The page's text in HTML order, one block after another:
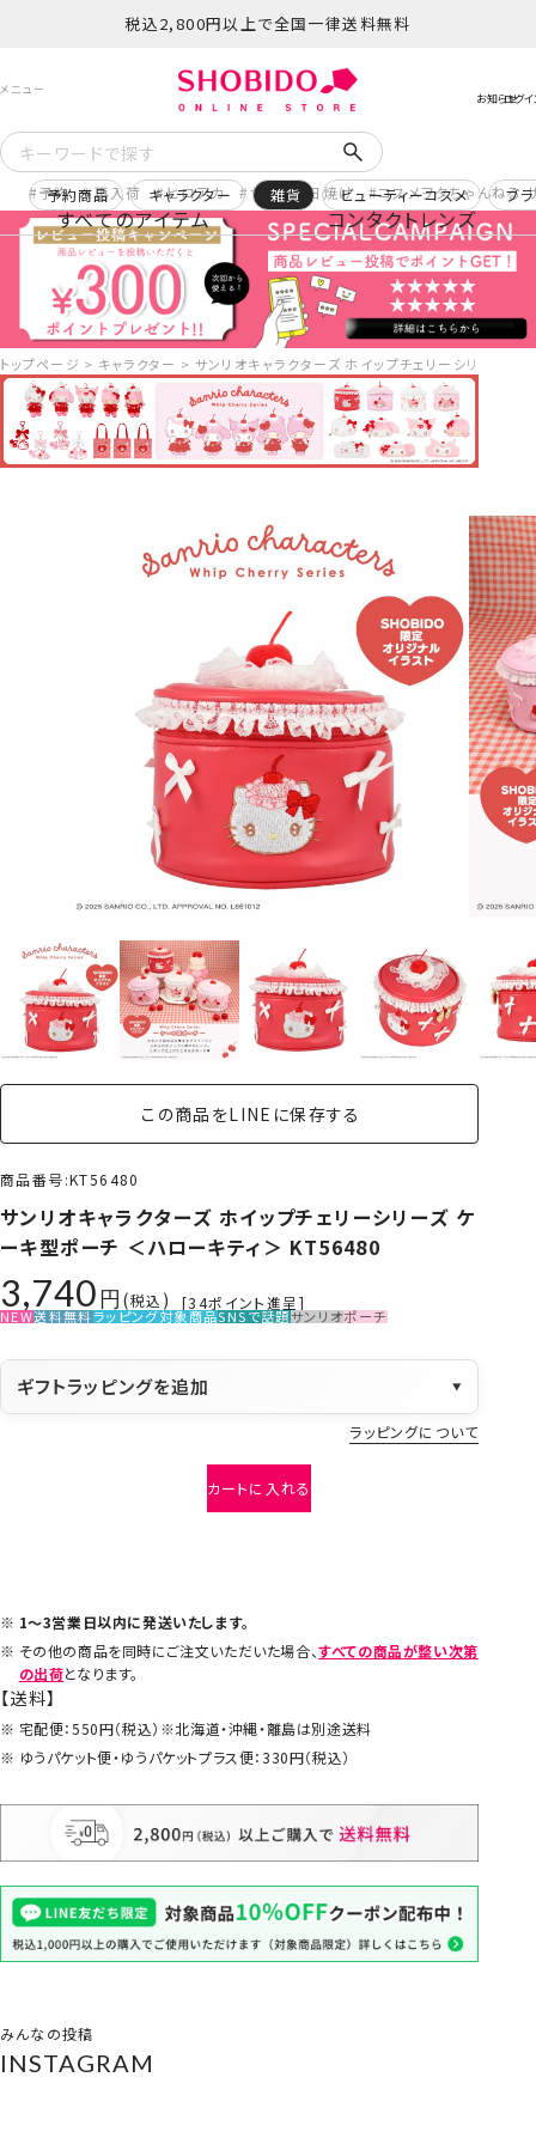
税込2,800円以上で全国一律送料無料
予約 再入荷 ヒロアカ サンリオ日焼け コスメヲタちゃんねる
すべてのアイテム コンタクトレンズ
予約商品 キャラクター 雑貨 ビューティーコスメ ブ
トップページ キャラクター サンリオキャラクターズ ホイップチェリーシリーズ
この商品をLINEに保存する
商品番号 KT56480
サンリオキャラクターズ ホイップチェリーシリーズ ケ
ーキ型ポーチ ＜ハローキティ＞ KT56480
3,740 税込 [34ポイント進呈]
NEW送料無料ラッピング対象商品SNSで話題サンリオポーチ
ギフトラッピングを追加 ▼
ラッピングについて
カートに入れる
1～3営業日以内に発送いたします。
その他の商品を同時にご注文いただいた場合、すべての商品が整い次第
の出荷となります。
【送料】
宅配便：550円（税込）※北海道・沖縄・離島は別途送料
ゆうパケット便・ゆうパケットプラス便：330円（税込）
みんなの投稿
INSTAGRAM